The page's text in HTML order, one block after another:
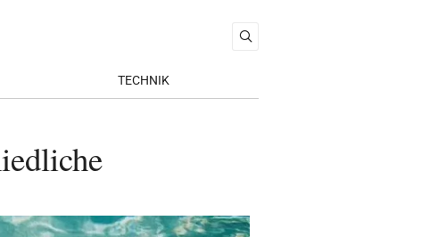
TECHNIK